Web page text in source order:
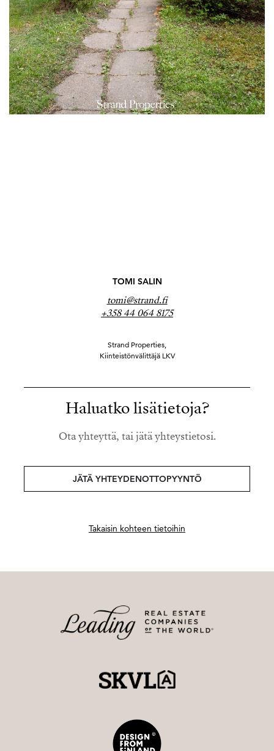
TOMI SALIN
tomi@strand.fi
+358 44 064 8175
Strand Properties,
Kiinteistönvälittäjä LKV
Haluatko lisätietoja?
Ota yhteyttä, tai jätä yhteystietosi.
JÄTÄ YHTEYDENOTTOPYYNTÖ
Takaisin kohteen tietoihin